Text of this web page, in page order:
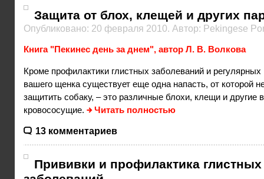
Защита от блох, клещей и других
Опубликовано: 20 февраля 2010. Автор: Pekingese
Книга "Пекинес день за днем", автор Л. В. Волкова
Кроме профилактики глистных заболеваний и регулярных
вашего щенка существует еще одна напасть, от которой
защитить собаку, – это различные блохи, клещи и другие
кровососущие.
Читать полностью
13 комментариев
Прививки и профилактика глистных